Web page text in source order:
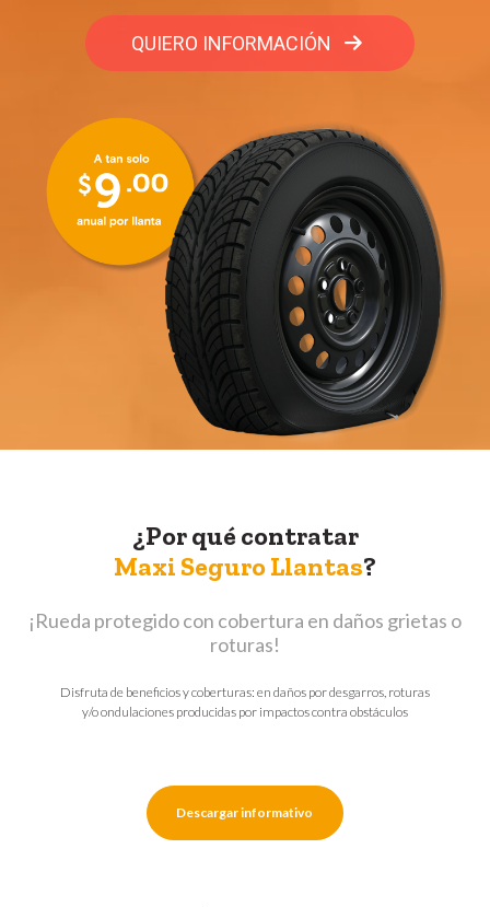
QUIERO INFORMACIÓN
¿Por qué contratar
Maxi Seguro Llantas?
¡Rueda protegido con cobertura en daños grietas o
roturas!
Disfruta de beneficios y coberturas: en daños por desgarros, roturas
y/o ondulaciones producidas por impactos contra obstáculos
Descargar informativo